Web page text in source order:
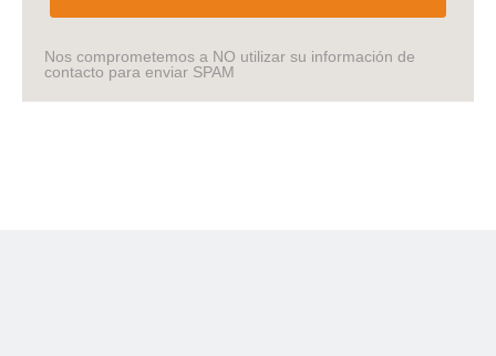
Nos comprometemos a NO utilizar su información de
contacto para enviar SPAM